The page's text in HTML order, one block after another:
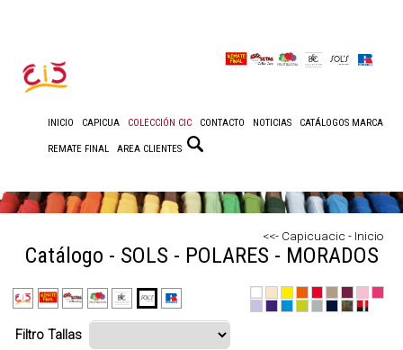
INICIO CAPICUA COLECCIÓN CIC CONTACTO NOTICIAS CATÁLOGOS MARCA
REMATE FINAL AREA CLIENTES
<<- Capicuacic - Inicio
Catálogo - SOLS - POLARES - MORADOS
Filtro Tallas